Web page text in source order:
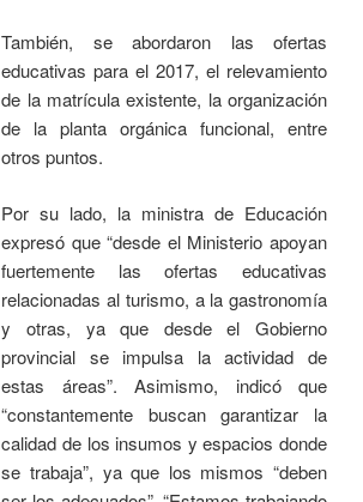
También, se abordaron las ofertas
educativas para el 2017, el relevamiento
de la matrícula existente, la organización
de la planta orgánica funcional, entre
otros puntos.
Por su lado, la ministra de Educación
expresó que “desde el Ministerio apoyan
fuertemente las ofertas educativas
relacionadas al turismo, a la gastronomía
y otras, ya que desde el Gobierno
provincial se impulsa la actividad de
estas áreas”. Asimismo, indicó que
“constantemente buscan garantizar la
calidad de los insumos y espacios donde
se trabaja”, ya que los mismos “deben